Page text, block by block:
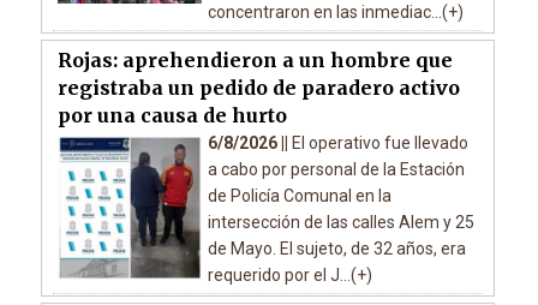
concentraron en las inmediac...(+)
Rojas: aprehendieron a un hombre que
registraba un pedido de paradero activo
por una causa de hurto
6/8/2026 ||
El operativo fue llevado
a cabo por personal de la Estación
de Policía Comunal en la
intersección de las calles Alem y 25
de Mayo. El sujeto, de 32 años, era
requerido por el J...(+)